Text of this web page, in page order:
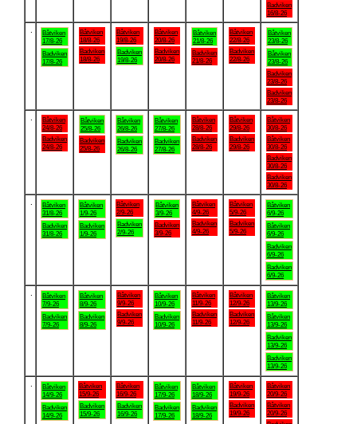
Badviken
16/8-26
Båtviken
17/8-26
Badviken
17/8-26
Båtviken
18/8-26
Badviken
18/8-26
Båtviken
19/8-26
Badviken
19/8-26
Båtviken
20/8-26
Badviken
20/8-26
Båtviken
21/8-26
Badviken
21/8-26
Båtviken
22/8-26
Badviken
22/8-26
Båtviken
23/8-26
Båtviken
23/8-26
Badviken
23/8-26
Badviken
23/8-26
Båtviken
24/8-26
Badviken
24/8-26
Båtviken
25/8-26
Badviken
25/8-26
Båtviken
26/8-26
Badviken
26/8-26
Båtviken
27/8-26
Badviken
27/8-26
Båtviken
28/8-26
Badviken
28/8-26
Båtviken
29/8-26
Badviken
29/8-26
Båtviken
30/8-26
Båtviken
30/8-26
Badviken
30/8-26
Badviken
30/8-26
Båtviken
31/8-26
Badviken
31/8-26
Båtviken
1/9-26
Badviken
1/9-26
Båtviken
2/9-26
Badviken
2/9-26
Båtviken
3/9-26
Badviken
3/9-26
Båtviken
4/9-26
Badviken
4/9-26
Båtviken
5/9-26
Badviken
5/9-26
Båtviken
6/9-26
Båtviken
6/9-26
Badviken
6/9-26
Badviken
6/9-26
Båtviken
7/9-26
Badviken
7/9-26
Båtviken
8/9-26
Badviken
8/9-26
Båtviken
9/9-26
Badviken
9/9-26
Båtviken
10/9-26
Badviken
10/9-26
Båtviken
11/9-26
Badviken
11/9-26
Båtviken
12/9-26
Badviken
12/9-26
Båtviken
13/9-26
Båtviken
13/9-26
Badviken
13/9-26
Badviken
13/9-26
Båtviken
14/9-26
Badviken
14/9-26
Båtviken
15/9-26
Badviken
15/9-26
Båtviken
16/9-26
Badviken
16/9-26
Båtviken
17/9-26
Badviken
17/9-26
Båtviken
18/9-26
Badviken
18/9-26
Båtviken
19/9-26
Badviken
19/9-26
Båtviken
20/9-26
Båtviken
20/9-26